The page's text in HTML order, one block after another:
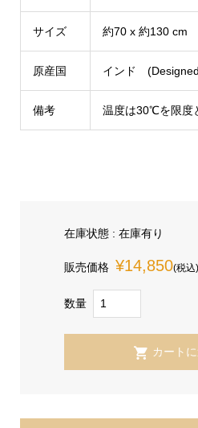
サイズ 約70 x 約130 cm
原産国 インド
備考 温度は30℃を限度
在庫状態 : 在庫有り
販売価格 ¥14,850(税込)
数量